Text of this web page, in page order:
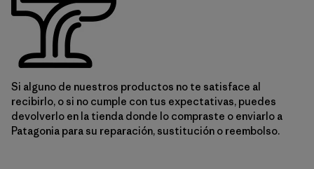
Si alguno de nuestros productos no te satisface al
recibirlo, o si no cumple con tus expectativas, puedes
devolverlo en la tienda donde lo compraste o enviarlo a
Patagonia para su reparación, sustitución o reembolso.